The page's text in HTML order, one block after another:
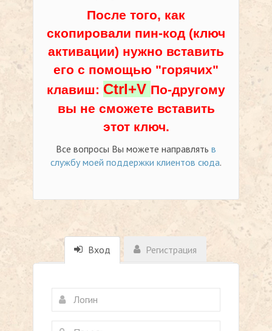
После того, как
скопировали пин-код (ключ
активации) нужно вставить
его с помощью "горячих"
клавиш: Ctrl+V По-другому
вы не сможете вставить
этот ключ.
Все вопросы Вы можете направлять в
службу моей поддержки клиентов сюда.
Вход Регистрация